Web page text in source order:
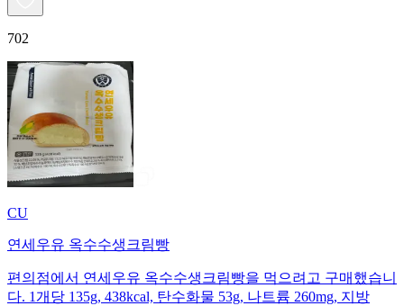
702
CU
연세우유 옥수수생크림빵
편의점에서 연세우유 옥수수생크림빵을 먹으려고 구매했습니
다. 1개당 135g, 438kcal, 탄수화물 53g, 나트륨 260mg, 지방